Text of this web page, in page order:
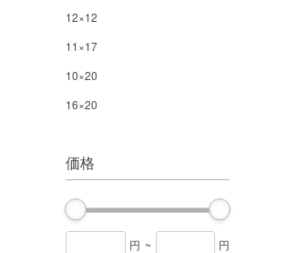
12×12
11×17
10×20
16×20
価格
円 ~ 円